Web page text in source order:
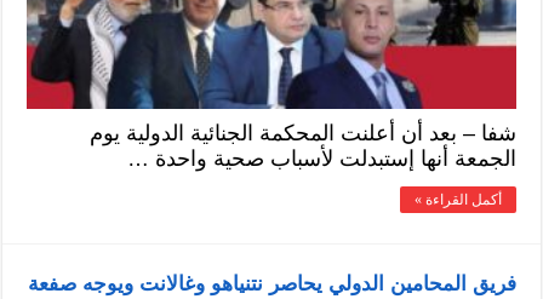
شفا – بعد أن أعلنت المحكمة الجنائية الدولية يوم
الجمعة أنها إستبدلت لأسباب صحية واحدة …
أكمل القراءة »
فريق المحامين الدولي يحاصر نتنياهو وغالانت ويوجه صفعة